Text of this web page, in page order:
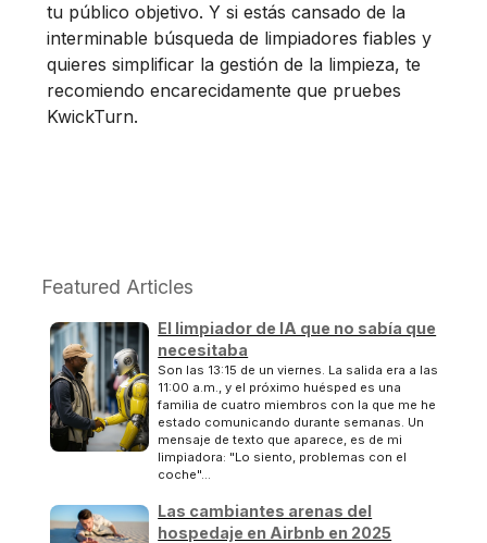
tu público objetivo. Y si estás cansado de la
interminable búsqueda de limpiadores fiables y
quieres simplificar la gestión de la limpieza, te
recomiendo encarecidamente que pruebes
KwickTurn.
Featured Articles
El limpiador de IA que no sabía que
necesitaba
Son las 13:15 de un viernes. La salida era a las
11:00 a.m., y el próximo huésped es una
familia de cuatro miembros con la que me he
estado comunicando durante semanas. Un
mensaje de texto que aparece, es de mi
limpiadora: "Lo siento, problemas con el
coche"...
Las cambiantes arenas del
hospedaje en Airbnb en 2025